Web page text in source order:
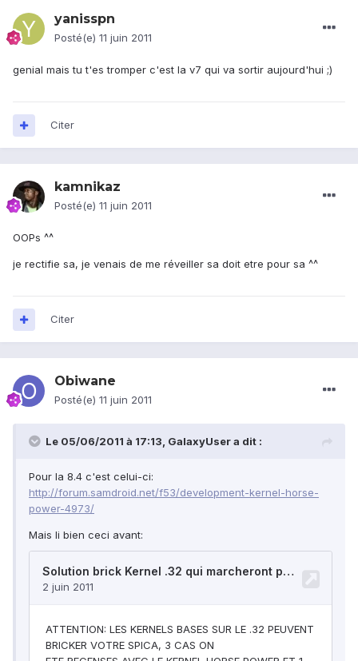
yanisspn
Posté(e) 11 juin 2011
genial mais tu t'es tromper c'est la v7 qui va sortir aujourd'hui ;)
Citer
kamnikaz
Posté(e) 11 juin 2011
OOPs ^^
je rectifie sa, je venais de me réveiller sa doit etre pour sa ^^
Citer
Obiwane
Posté(e) 11 juin 2011
Le 05/06/2011 à 17:13, GalaxyUser a dit :
Pour la 8.4 c'est celui-ci:
http://forum.samdroid.net/f53/development-kernel-horse-
power-4973/
Mais li bien ceci avant: